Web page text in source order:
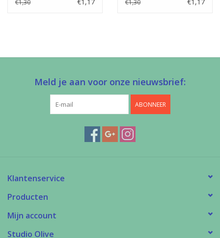
€1,30 €1,30
Meld je aan voor onze nieuwsbrief:
ABONNEER
Klantenservice
Producten
Mijn account
Studio Olive